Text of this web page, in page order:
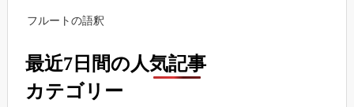
フルートの語釈
最近7日間の人気記事
カテゴリー